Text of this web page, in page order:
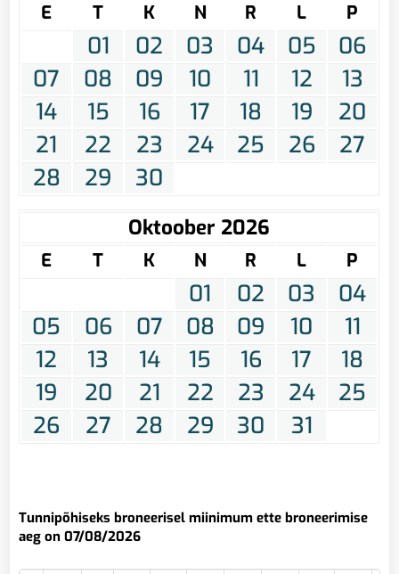
E T K N R L P
01 02 03 04 05
06
07
08 09 10 11 12
13
14
15 16 17 18 19
20
21
22 23 24 25 26
27
28
29 30
Oktoober 2026
E T K N R L P
01 02 03
04
05
06 07 08 09 10
11
12
13 14 15 16 17
18
19
20 21 22 23 24
25
26
27 28 29 30 31
Tunnipõhiseks broneerisel miinimum ette broneerimise
aeg on 07/08/2026